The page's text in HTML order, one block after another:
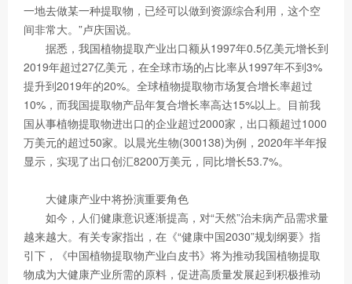
一地去做某一种提取物，已经可以做到资源综合利用，这个空
间非常大。”卢庆国说。
据悉，我国植物提取产业出口额从1997年0.5亿美元增长到
2019年超过27亿美元，在全球市场的占比率从1997年不到3%
提升到2019年的20%。全球植物提取物市场复合增长率超过
10%，而我国提取物产品年复合增长率高达15%以上。目前我
国从事植物提取物进出口的企业超过2000家，出口额超过1000
万美元的超过50家。以晨光生物(300138)为例，2020年半年报
显示，实现了出口创汇8200万美元，同比增长53.7%。
大健康产业中将扮演重要角色
如今，人们健康意识逐渐提高，对“天然”治未病产品需求量
越来越大。有关专家指出，在《“健康中国2030”规划纲要》指
引下，《中国植物提取物产业白皮书》将为推动我国植物提取
物成为大健康产业所需的原料，促进高质量发展起到积极推动